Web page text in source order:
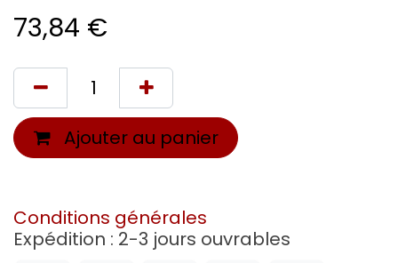
73,84 €
Ajouter au panier
Conditions générales
Expédition : 2-3 jours ouvrables